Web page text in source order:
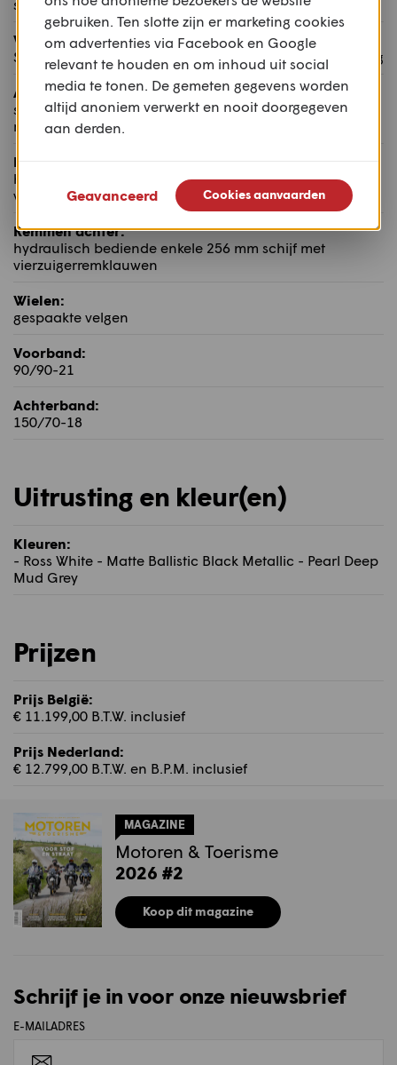
stalen diamantframe
Voorvering:
Showa 43 mm UPSD niet regelbaar met 190 mm veerweg
Achtervering:
stalen dubbelzijdige achterbrug qua veervoorspanning
regelbare monoshock met 190 mm veerweg
Remmen voor:
hydraulisch bediende dubbele 310 mm schijf met
vierzuigerremklauwen
Remmen achter:
hydraulisch bediende enkele 256 mm schijf met
vierzuigerremklauwen
Wielen:
gespaakte velgen
Voorband:
90/90-21
Achterband:
150/70-18
Uitrusting en kleur(en)
Kleuren:
- Ross White - Matte Ballistic Black Metallic - Pearl Deep
Mud Grey
Prijzen
Prijs België:
€ 11.199,00 B.T.W. inclusief
Prijs Nederland:
€ 12.799,00 B.T.W. en B.P.M. inclusief
MAGAZINE
Motoren & Toerisme
2026 #2
Koop dit magazine
Schrijf je in voor onze nieuwsbrief
E-MAILADRES
gebruiken. Ten slotte zijn er marketing cookies
om advertenties via Facebook en Google
relevant te houden en om inhoud uit social
media te tonen. De gemeten gegevens worden
altijd anoniem verwerkt en nooit doorgegeven
aan derden.
Geavanceerd Cookies aanvaarden